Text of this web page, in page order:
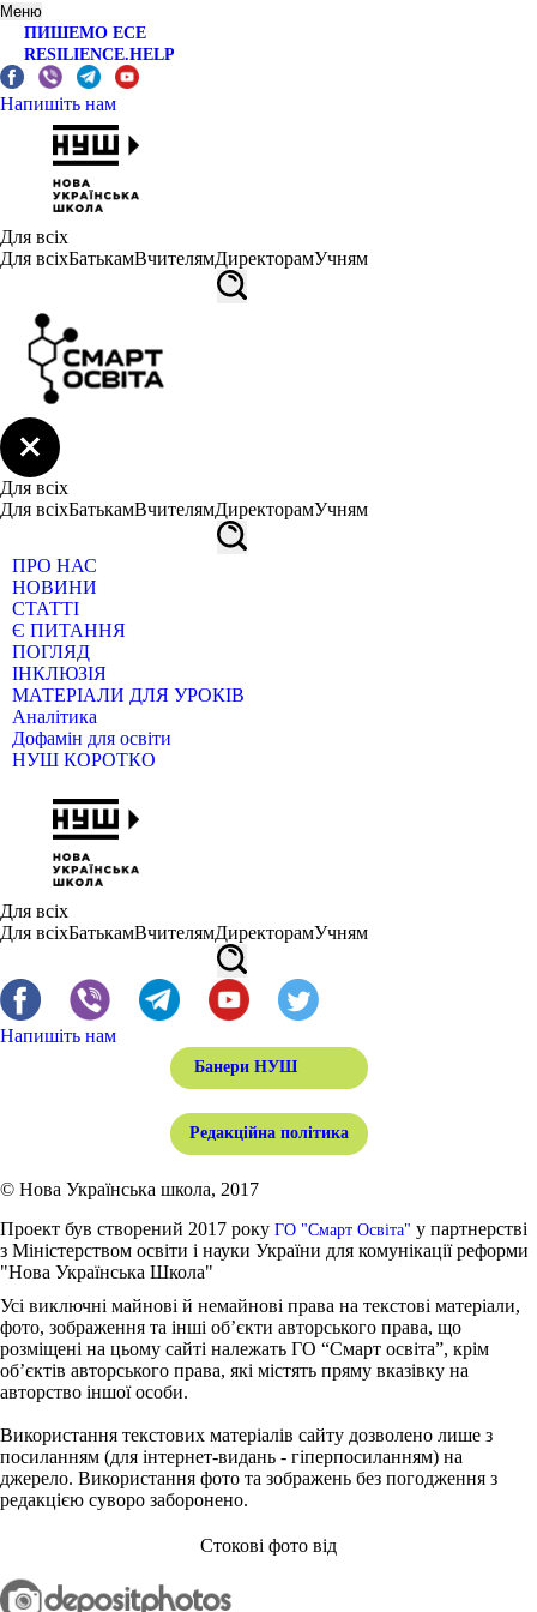
Меню
ПИШЕМО ЕСЕ
RESILIENCE.HELP
Напишіть нам
Для всіх
Для всіхБатькамВчителямДиректорамУчням
Для всіх
Для всіхБатькамВчителямДиректорамУчням
ПРО НАС
НОВИНИ
СТАТТІ
Є ПИТАННЯ
ПОГЛЯД
ІНКЛЮЗІЯ
МАТЕРІАЛИ ДЛЯ УРОКІВ
Аналітика
Дофамін для освіти
НУШ КОРОТКО
Для всіх
Для всіхБатькамВчителямДиректорамУчням
Напишіть нам
Банери НУШ
Редакційна політика
© Нова Українська школа, 2017
Проект був створений 2017 року ГО "Смарт Освіта" у партнерстві
з Міністерством освіти і науки України для комунікації реформи
"Нова Українська Школа"
Усі виключні майнові й немайнові права на текстові матеріали,
фото, зображення та інші об’єкти авторського права, що
розміщені на цьому сайті належать ГО “Смарт освіта”, крім
об’єктів авторського права, які містять пряму вказівку на
авторство іншої особи.
Використання текстових матеріалів сайту дозволено лише з
посиланням (для інтернет-видань - гіперпосиланням) на
джерело. Використання фото та зображень без погодження з
редакцією суворо заборонено.
Стокові фото від